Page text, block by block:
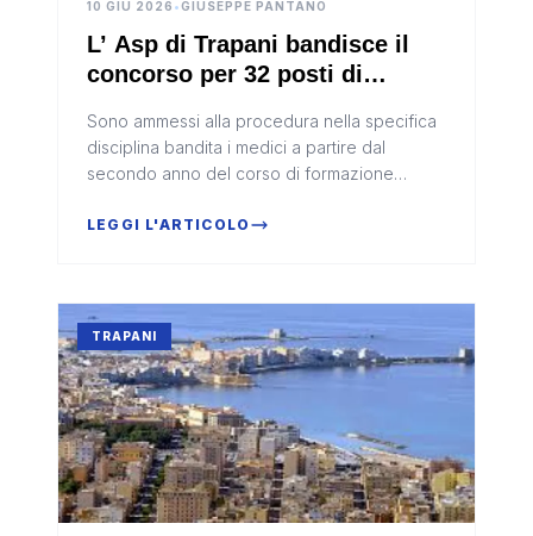
10 GIU 2026 •GIUSEPPE PANTANO
L’ Asp di Trapani bandisce il
concorso per 32 posti di
Sono ammessi alla procedura nella specifica
disciplina bandita i medici a partire dal
secondo anno del corso di formazione
LEGGI L'ARTICOLO
TRAPANI